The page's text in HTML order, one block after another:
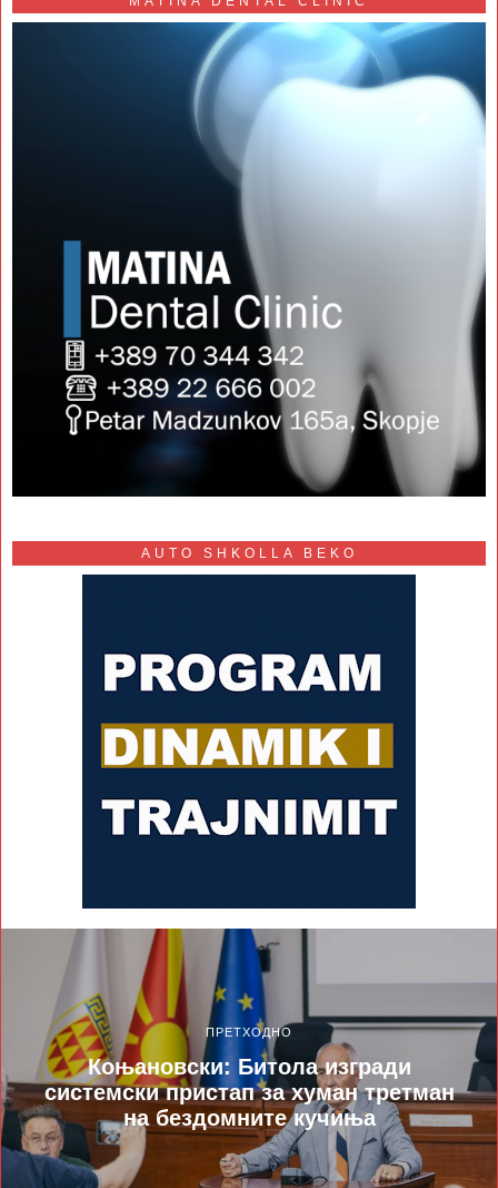
AUTO SHKOLLA BEKO
ПРЕТХОДНО
Коњановски: Битола изгради
системски пристап за хуман третман
на бездомните кучиња